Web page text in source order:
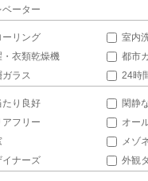
ベーター
ーリング
室内
・衣類乾燥機
都市
ガラス
24時
たり良好
閑静
アフリー
オー
メゾ
イナーズ
外観